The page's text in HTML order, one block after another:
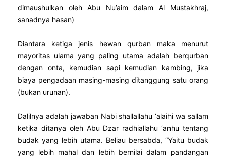
dimaushulkan oleh Abu Nu’aim dalam Al Mustakhraj,
sanadnya hasan)
Diantara ketiga jenis hewan qurban maka menurut
mayoritas ulama yang paling utama adalah berqurban
dengan onta, kemudian sapi kemudian kambing, jika
biaya pengadaan masing-masing ditanggung satu orang
(bukan urunan).
Dalilnya adalah jawaban Nabi shallallahu ‘alaihi wa sallam
ketika ditanya oleh Abu Dzar radhiallahu ‘anhu tentang
budak yang lebih utama. Beliau bersabda, “Yaitu budak
yang lebih mahal dan lebih bernilai dalam pandangan